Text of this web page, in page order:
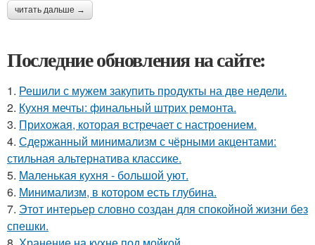
читать дальше →
Последние обновления на сайте:
1. Решили с мужем закупить продукты на две недели.
2. Кухня мечты: финальный штрих ремонта.
3. Прихожая, которая встречает с настроением.
4. Сдержанный минимализм с чёрными акцентами:
стильная альтернатива классике.
5. Маленькая кухня - большой уют.
6. Минимализм, в котором есть глубина.
7. Этот интерьер словно создан для спокойной жизни без
спешки.